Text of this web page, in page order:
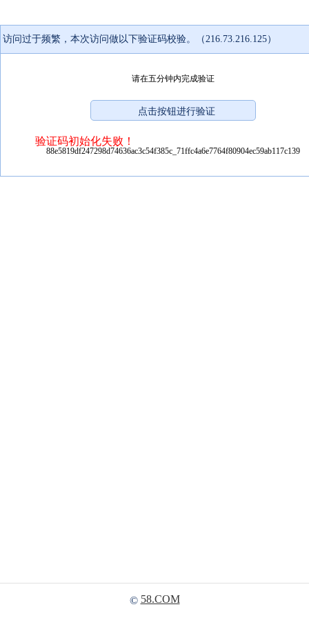
访问过于频繁，本次访问做以下验证码校验。（216.73.216.125）
请在五分钟内完成验证
验证码初始化失败！
88e5819df247298d74636ac3c54f385c_71ffc4a6e7764f80904ec59ab117c139
© 58.COM